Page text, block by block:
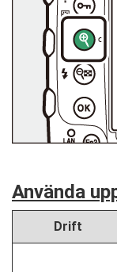
Använda
Drift